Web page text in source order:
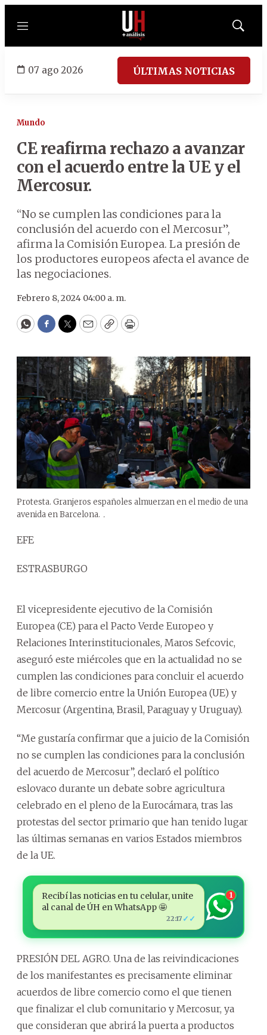
Menú
Mostrar
07 ago 2026 ÚLTIMAS NOTICIAS
Mundo
CE reafirma rechazo a avanzar
con el acuerdo entre la UE y el
Mercosur.
“No se cumplen las condiciones para la
conclusión del acuerdo con el Mercosur”,
afirma la Comisión Europea. La presión de
los productores europeos afecta el avance de
las negociaciones.
Febrero 8, 2024 04:00 a. m.
WhatsApp
Facebook
Twitter
EmailCopyPrint
Protesta. Granjeros españoles almuerzan en el medio de una
avenida en Barcelona. .
EFE
ESTRASBURGO
El vicepresidente ejecutivo de la Comisión
Europea (CE) para el Pacto Verde Europeo y
Relaciones Interinstitucionales, Maros Sefcovic,
aseguró este miércoles que en la actualidad no se
cumplen las condiciones para concluir el acuerdo
de libre comercio entre la Unión Europea (UE) y
Mercosur (Argentina, Brasil, Paraguay y Uruguay).
“Me gustaría confirmar que a juicio de la Comisión
no se cumplen las condiciones para la conclusión
del acuerdo de Mercosur”, declaró el político
eslovaco durante un debate sobre agricultura
celebrado en el pleno de la Eurocámara, tras las
protestas del sector primario que han tenido lugar
las últimas semanas en varios Estados miembros
de la UE.
Recibí las noticias en tu celular, unite
al canal de ÚH en WhatsApp 🤩
22:17 ✓✓
1
PRESIÓN DEL AGRO. Una de las reivindicaciones
de los manifestantes es precisamente eliminar
acuerdos de libre comercio como el que tienen
que finalizar el club comunitario y Mercosur, ya
que consideran que abrirá la puerta a productos